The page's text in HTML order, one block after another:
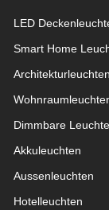
LED
Smart Home
Architekturleuchten
Dimmbare
Akkuleuchten
Aussen­leuchten
Hotelleuchten